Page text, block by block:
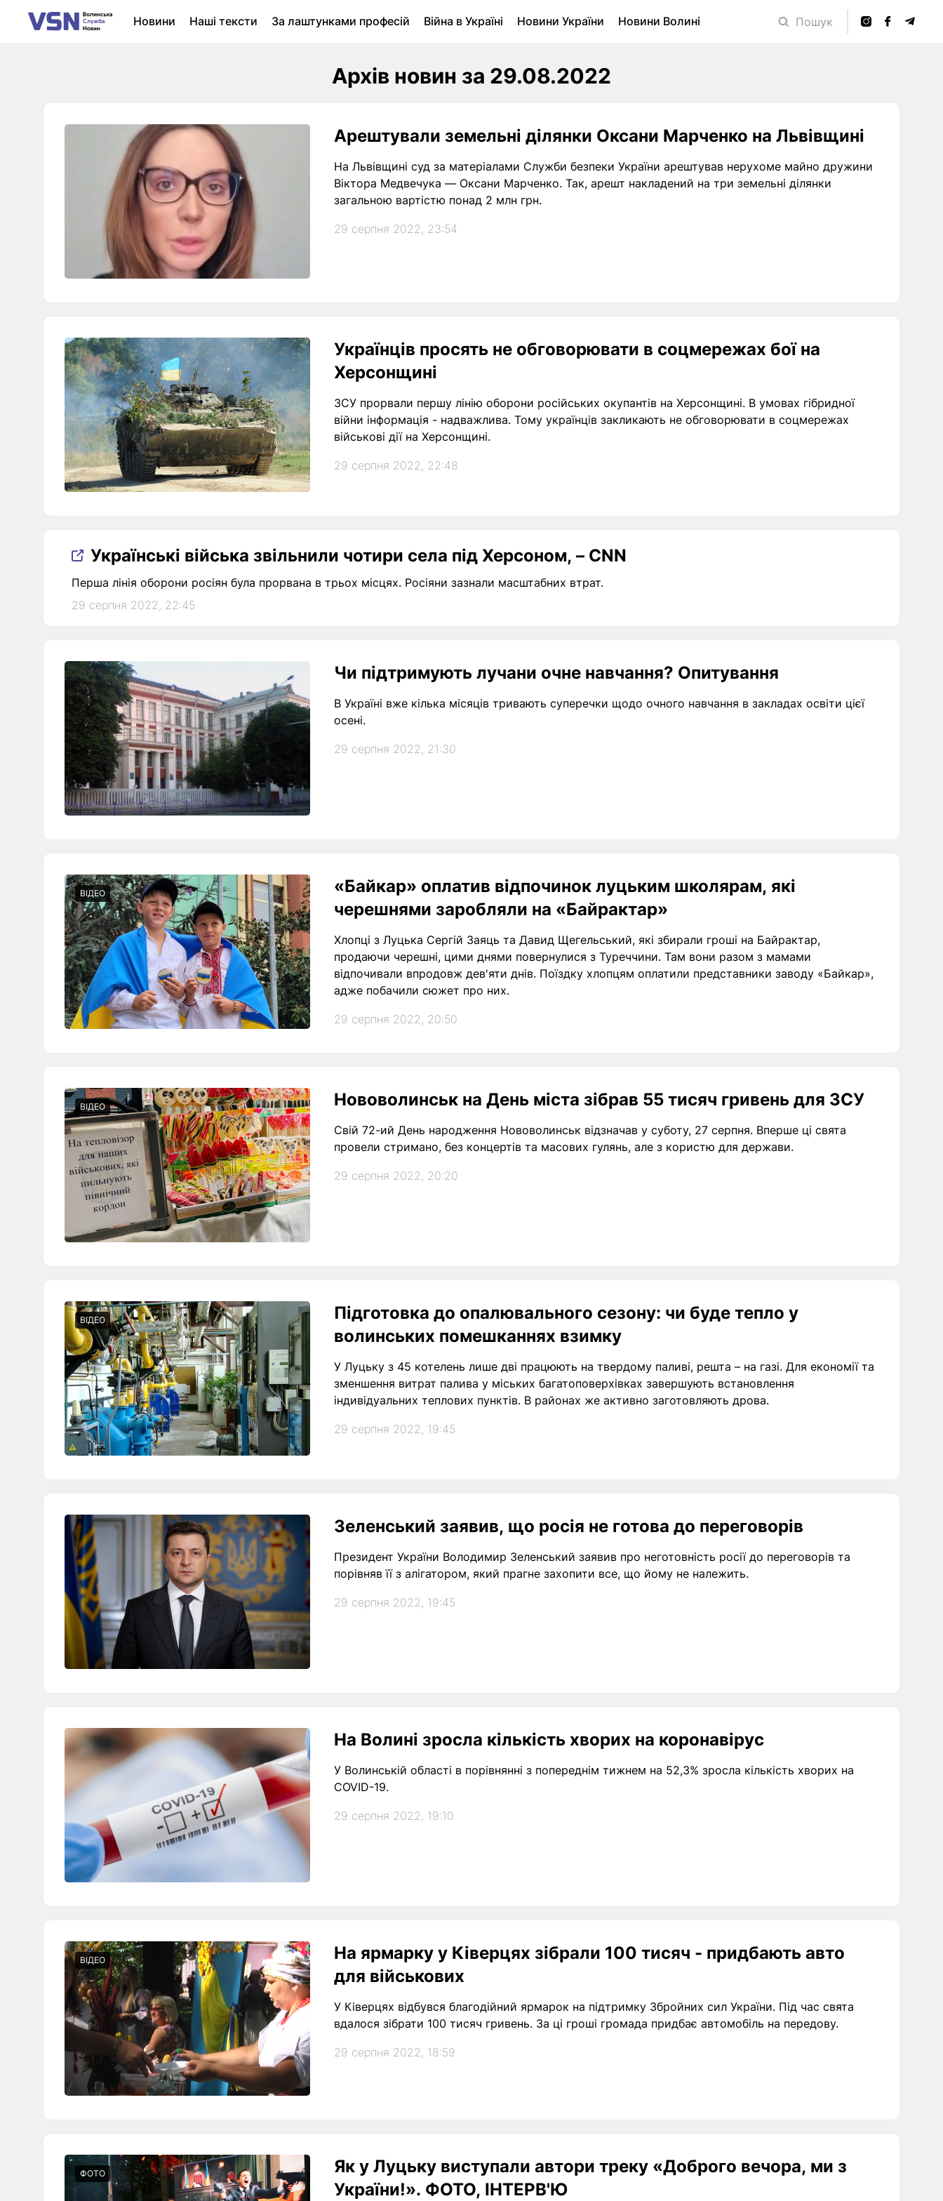
Новини Наші тексти За лаштунками професій Війна в Україні Новини України
Новини Волині
Пошук
Архів новин за 29.08.2022
Арештували земельні ділянки Оксани Марченко на Львівщині
На Львівщині суд за матеріалами Служби безпеки України арештував нерухоме майно дружини
Віктора Медвечука — Оксани Марченко. Так, арешт накладений на три земельні ділянки
загальною вартістю понад 2 млн грн.
29 серпня 2022, 23:54
Українців просять не обговорювати в соцмережах бої на
Херсонщині
ЗСУ прорвали першу лінію оборони російських окупантів на Херсонщині. В умовах гібридної
війни інформація - надважлива. Тому українців закликають не обговорювати в соцмережах
військові дії на Херсонщині.
29 серпня 2022, 22:48
Українські війська звільнили чотири села під Херсоном, – CNN
Перша лінія оборони росіян була прорвана в трьох місцях. Росіяни зазнали масштабних втрат.
29 серпня 2022, 22:45
Чи підтримують лучани очне навчання? Опитування
В Україні вже кілька місяців тривають суперечки щодо очного навчання в закладах освіти цієї
осені.
29 серпня 2022, 21:30
ВІДЕО
«Байкар» оплатив відпочинок луцьким школярам, які
черешнями заробляли на «Байрактар»
Хлопці з Луцька Сергій Заяць та Давид Щегельський, які збирали гроші на Байрактар,
продаючи черешні, цими днями повернулися з Туреччини. Там вони разом з мамами
відпочивали впродовж дев'яти днів. Поїздку хлопцям оплатили представники заводу «Байкар»,
адже побачили сюжет про них.
29 серпня 2022, 20:50
ВІДЕО Нововолинськ на День міста зібрав 55 тисяч гривень для ЗСУ
Свій 72-ий День народження Нововолинськ відзначав у суботу, 27 серпня. Вперше ці свята
провели стримано, без концертів та масових гулянь, але з користю для держави.
29 серпня 2022, 20:20
ВІДЕО
Підготовка до опалювального сезону: чи буде тепло у
волинських помешканнях взимку
У Луцьку з 45 котелень лише дві працюють на твердому паливі, решта – на газі. Для економії та
зменшення витрат палива у міських багатоповерхівках завершують встановлення
індивідуальних теплових пунктів. В районах же активно заготовляють дрова.
29 серпня 2022, 19:45
Зеленський заявив, що росія не готова до переговорів
Президент України Володимир Зеленський заявив про неготовність росії до переговорів та
порівняв її з алігатором, який прагне захопити все, що йому не належить.
29 серпня 2022, 19:45
На Волині зросла кількість хворих на коронавірус
У Волинській області в порівнянні з попереднім тижнем на 52,3% зросла кількість хворих на
COVID-19.
29 серпня 2022, 19:10
ВІДЕО
На ярмарку у Ківерцях зібрали 100 тисяч - придбають авто
для військових
У Ківерцях відбувся благодійний ярмарок на підтримку Збройних сил України. Під час свята
вдалося зібрати 100 тисяч гривень. За ці гроші громада придбає автомобіль на передову.
29 серпня 2022, 18:59
ФОТО
Як у Луцьку виступали автори треку «Доброго вечора, ми з
України!». ФОТО, ІНТЕРВ'Ю